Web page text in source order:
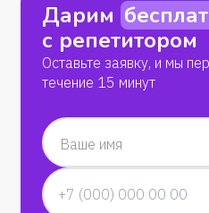
Дарим
с репетитором
Оставьте заявку, и мы
течение 15 минут
Ваше имя